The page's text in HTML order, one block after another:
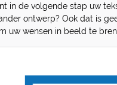
in de volgende stap uw
ontwerp? Ook dat is
uw wensen in beeld te